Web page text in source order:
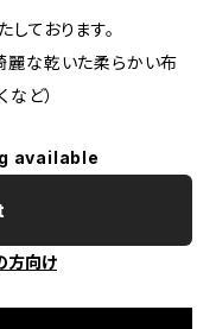
ております。
麗な乾いた柔らかい布
など）
available
方向け